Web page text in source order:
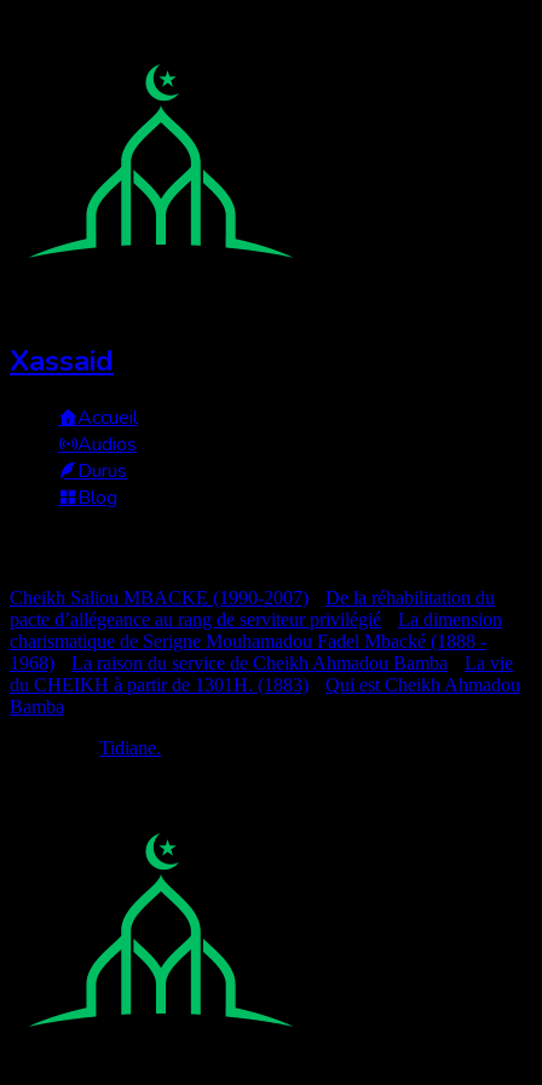
Xassaid
Accueil
Audios
Durus
Blog
Cheikh Saliou MBACKE (1990-2007)
De la réhabilitation du
pacte d’allégeance au rang de serviteur privilégié
La dimension
charismatique de Serigne Mouhamadou Fadel Mbacké (1888 -
1968)
La raison du service de Cheikh Ahmadou Bamba
La vie
du CHEIKH à partir de 1301H. (1883)
Qui est Cheikh Ahmadou
Bamba
Tidiane.